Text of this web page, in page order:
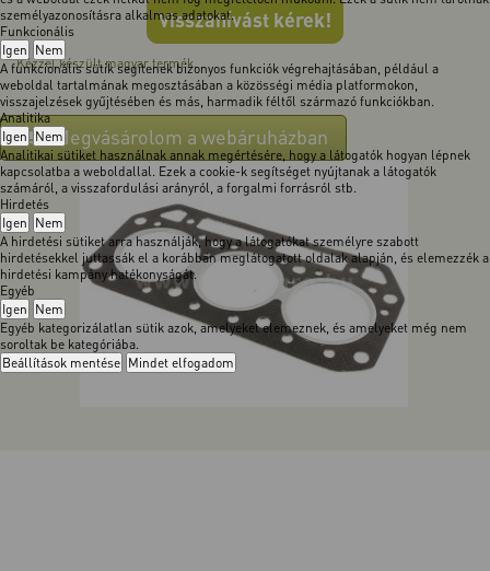
személyazonosításra alkalmas adatokat.
Funkcionális
Igen Nem
A funkcionális sütik segítenek bizonyos funkciók végrehajtásában, például a
weboldal tartalmának megosztásában a közösségi média platformokon,
visszajelzések gyűjtésében és más, harmadik féltől származó funkciókban.
Analitika
Igen Nem
Analitikai sütiket használnak annak megértésére, hogy a látogatók hogyan lépnek
kapcsolatba a weboldallal. Ezek a cookie-k segítséget nyújtanak a látogatók
számáról, a visszafordulási arányról, a forgalmi forrásról stb.
Hirdetés
Igen Nem
A hirdetési sütiket arra használják, hogy a látogatókat személyre szabott
hirdetésekkel juttassák el a korábban meglátogatott oldalak alapján, és elemezzék a
hirdetési kampány hatékonyságát.
Egyéb
Igen Nem
Egyéb kategorizálatlan sütik azok, amelyeket elemeznek, és amelyeket még nem
soroltak be kategóriába.
Beállítások mentése Mindet elfogadom
Visszahívást kérek!
Kézzel készült magyar termék.
Megvásárolom a webáruházban